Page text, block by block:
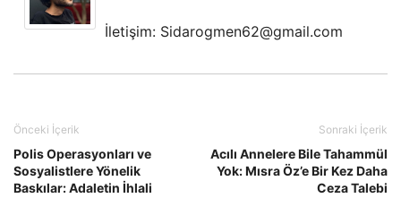
İletişim: Sidarogmen62@gmail.com
Önceki İçerik
Polis Operasyonları ve
Sosyalistlere Yönelik
Baskılar: Adaletin İhlali
Sonraki İçerik
Acılı Annelere Bile Tahammül
Yok: Mısra Öz’e Bir Kez Daha
Ceza Talebi